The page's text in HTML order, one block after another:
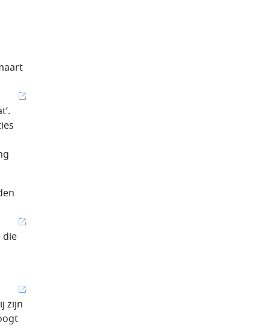
die
zijn